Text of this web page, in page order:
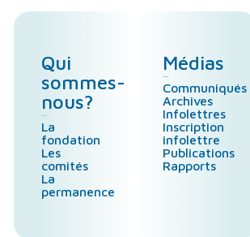
Qui
sommes-
nous?
La
fondation
Les
comités
La
permanence
Médias
Communiqués
Archives
Infolettres
Inscription
infolettre
Publications
Rapports